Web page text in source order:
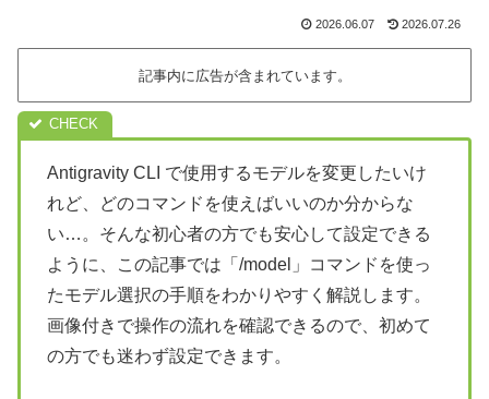
2026.06.07 2026.07.26
記事内に広告が含まれています。
Antigravity CLI で使用するモデルを変更したいけ
れど、どのコマンドを使えばいいのか分からな
い…。そんな初心者の方でも安心して設定できる
ように、この記事では「/model」コマンドを使っ
たモデル選択の手順をわかりやすく解説します。
画像付きで操作の流れを確認できるので、初めて
の方でも迷わず設定できます。